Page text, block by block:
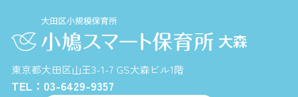
東京都大田区山王3-1-7 GS大森ビル1階
TEL：03-6429-9357